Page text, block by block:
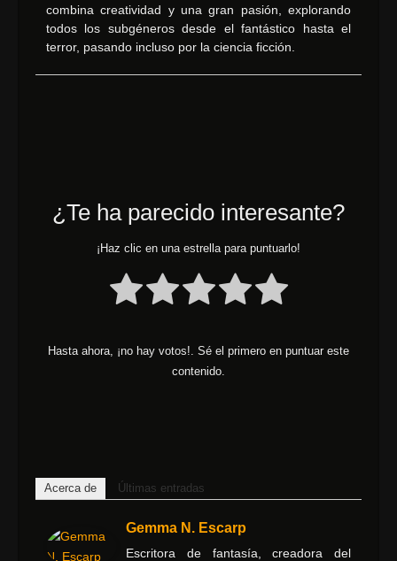
combina creatividad y una gran pasión, explorando
todos los subgéneros desde el fantástico hasta el
terror, pasando incluso por la ciencia ficción.
¿Te ha parecido interesante?
¡Haz clic en una estrella para puntuarlo!
Hasta ahora, ¡no hay votos!. Sé el primero en puntuar este
contenido.
Acerca de Últimas entradas
Gemma N. Escarp
Escritora de fantasía, creadora del